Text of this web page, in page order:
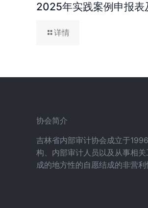
2025年实践案例申报表
详情
协会简介
吉林省内部审计协会成立于
构、内部审计人员以及从事相
成的地方性的自愿结成的非营利